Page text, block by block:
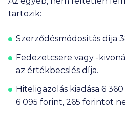
tartozik:
Szerződésmódosítás díja
Fedezetcsere vagy -
az értékbecslés díja.
Hiteligazolás kiadása 6 360
6 095 forint, 265 forintot